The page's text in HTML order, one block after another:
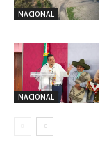
NACIONAL
NACIONAL